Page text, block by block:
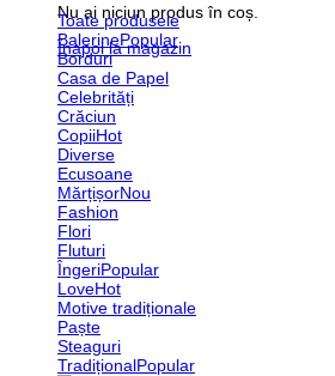
Nu ai niciun produs în coș.
Înapoi la magazin
Toate produsele
Balerine
Borduri
Casa de Papel
Celebrități
Crăciun
Copii
Diverse
Ecusoane
Mărțișor
Fashion
Flori
Fluturi
Îngeri
Love
Motive tradiționale
Paște
Steaguri
Tradițional